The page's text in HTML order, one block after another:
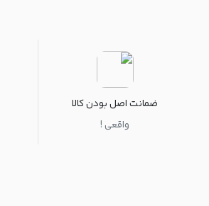
ضمانت اصل بودن کالا
واقعی !